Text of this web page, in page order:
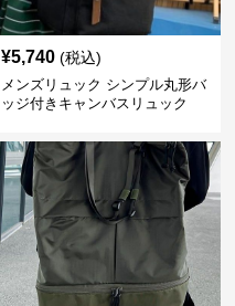
¥5,740 (税込)
メンズリュック シンプル丸形バ
ッジ付きキャンバスリュック